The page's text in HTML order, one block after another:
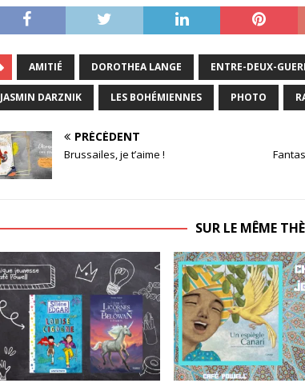
AMITIÉ DOROTHEA LANGE ENTRE-DEUX-
JASMIN DARZNIK LES BOHÉMIENNES PHOTO
PRÉCÉDENT
Brussailes, je t’aime !
SUR LE MÊME